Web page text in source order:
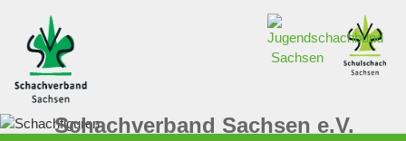
Schachverband Sachsen e.V.